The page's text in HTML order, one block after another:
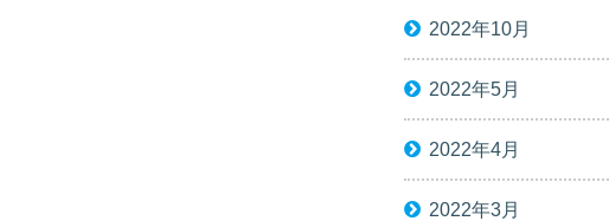
2022年10月
2022年5月
2022年4月
2022年3月